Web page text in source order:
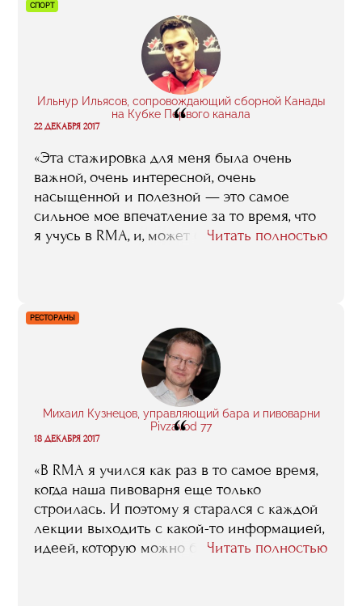
делать крутые виражи, придумывают
нестандартные решения и меняют
СПОРТ
Ильнур Ильясов, сопровождающий сборной Канады
на Кубке Первого канала
“
22 ДЕКАБРЯ 2017
«Эта стажировка для меня была очень
важной, очень интересной, очень
насыщенной и полезной — это самое
сильное мое впечатление за то время, что
я учусь в RMA, и, может быть даже, одно
сказал, что им понравилось со мной
работать, пообещал, что будет
рекомендовать меня канадским командам,
которые будут в Россию приезжать
на те или иные турниры».
Читать полностью
РЕСТОРАНЫ
Михаил Кузнецов, управляющий бара и пивоварни
Pivzavod 77
“
18 ДЕКАБРЯ 2017
«В RMA я учился как раз в то самое время,
когда наша пивоварня еще только
строилась. И поэтому я старался с каждой
лекции выходить с какой-то информацией,
идеей, которую можно было бы поскорее
Читать полностью